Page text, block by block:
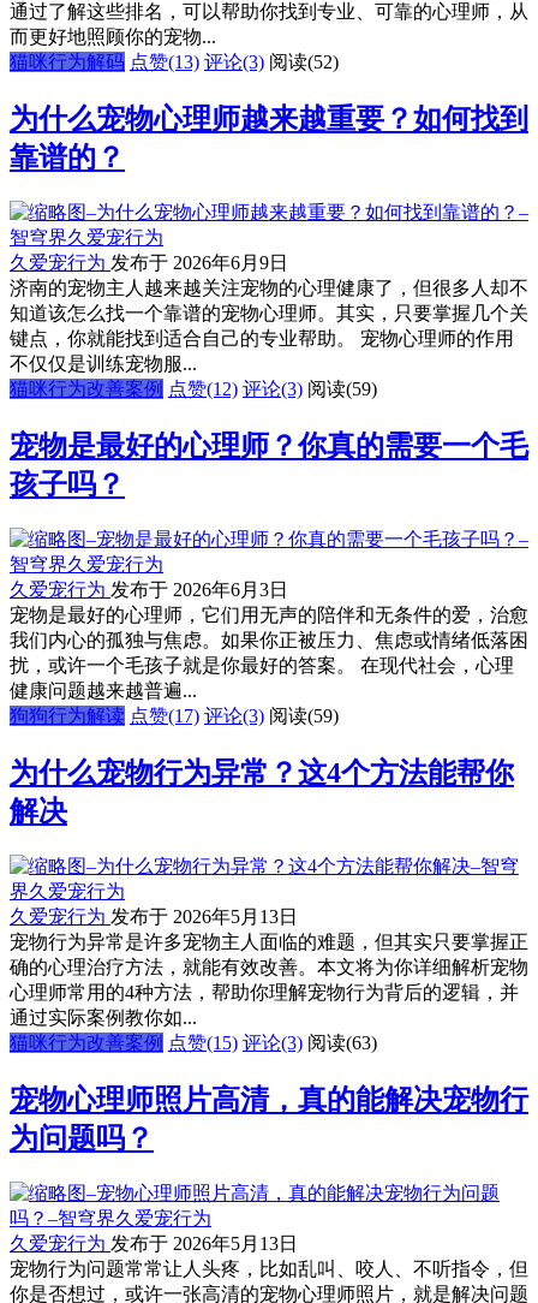
通过了解这些排名，可以帮助你找到专业、可靠的心理师，从
而更好地照顾你的宠物...
猫咪行为解码 点赞(13) 评论(3) 阅读(52)
为什么宠物心理师越来越重要？如何找到
靠谱的？
久爱宠行为 发布于 2026年6月9日
济南的宠物主人越来越关注宠物的心理健康了，但很多人却不
知道该怎么找一个靠谱的宠物心理师。其实，只要掌握几个关
键点，你就能找到适合自己的专业帮助。 宠物心理师的作用
不仅仅是训练宠物服...
猫咪行为改善案例 点赞(12) 评论(3) 阅读(59)
宠物是最好的心理师？你真的需要一个毛
孩子吗？
久爱宠行为 发布于 2026年6月3日
宠物是最好的心理师，它们用无声的陪伴和无条件的爱，治愈
我们内心的孤独与焦虑。如果你正被压力、焦虑或情绪低落困
扰，或许一个毛孩子就是你最好的答案。 在现代社会，心理
健康问题越来越普遍...
狗狗行为解读 点赞(17) 评论(3) 阅读(59)
为什么宠物行为异常？这4个方法能帮你
解决
久爱宠行为 发布于 2026年5月13日
宠物行为异常是许多宠物主人面临的难题，但其实只要掌握正
确的心理治疗方法，就能有效改善。本文将为你详细解析宠物
心理师常用的4种方法，帮助你理解宠物行为背后的逻辑，并
通过实际案例教你如...
猫咪行为改善案例 点赞(15) 评论(3) 阅读(63)
宠物心理师照片高清，真的能解决宠物行
为问题吗？
久爱宠行为 发布于 2026年5月13日
宠物行为问题常常让人头疼，比如乱叫、咬人、不听指令，但
你是否想过，或许一张高清的宠物心理师照片，就是解决问题